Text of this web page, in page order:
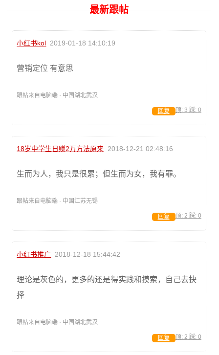
最新跟帖
小红书kol 2019-01-18 14:10:19
营销定位 有意思
跟帖来自电脑端 · 中国湖北武汉
顶: 3 踩: 0
回复
18岁中学生日赚2万方法原来 2018-12-21 02:48:16
生而为人，我只是很累；但生而为女，我有罪。
跟帖来自电脑端 · 中国江苏无锡
顶: 2 踩: 0
回复
小红书推广 2018-12-18 15:44:42
理论是灰色的，更多的还是得实践和摸索，自己去抉
择
跟帖来自电脑端 · 中国湖北武汉
顶: 2 踩: 0
回复